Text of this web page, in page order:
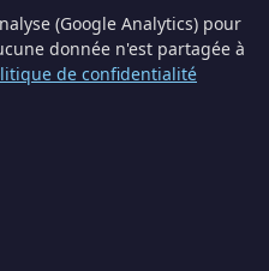
(Google Analytics) pour
donnée n'est partagée à
de confidentialité